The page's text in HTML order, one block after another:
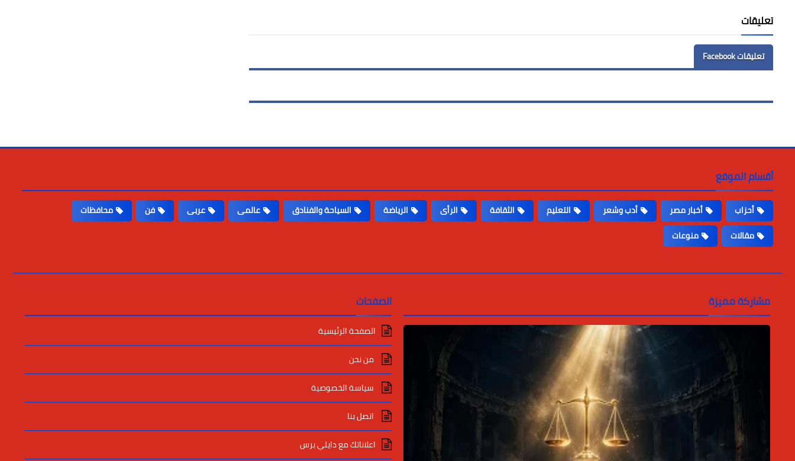
تعليقات
تعليقات Facebook
أقسام الموقع
أحزاب أخبار مصر أدب وشعر التعليم الثقافة الرأى الرياضة السياحة والفنادق عالمى عربى فن
محافظات
مقالات
منوعات
مشاركة مميزة الصفحات
الصفحة الرئيسية
من نحن
سياسة الخصوصية
اتصل بنا
اعلاناتك مع دايلي برس